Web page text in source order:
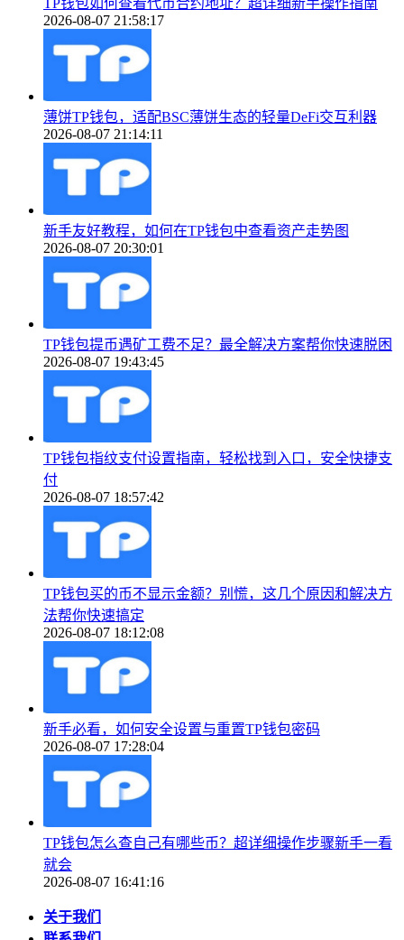
2026-08-07 21:58:17
薄饼TP钱包，适配BSC薄饼生态的轻量DeFi交互利器
2026-08-07 21:14:11
新手友好教程，如何在TP钱包中查看资产走势图
2026-08-07 20:30:01
TP钱包提币遇矿工费不足？最全解决方案帮你快速脱困
2026-08-07 19:43:45
TP钱包指纹支付设置指南，轻松找到入口，安全快捷支
付
2026-08-07 18:57:42
TP钱包买的币不显示金额？别慌，这几个原因和解决方
法帮你快速搞定
2026-08-07 18:12:08
新手必看，如何安全设置与重置TP钱包密码
2026-08-07 17:28:04
TP钱包怎么查自己有哪些币？超详细操作步骤新手一看
就会
2026-08-07 16:41:16
关于我们